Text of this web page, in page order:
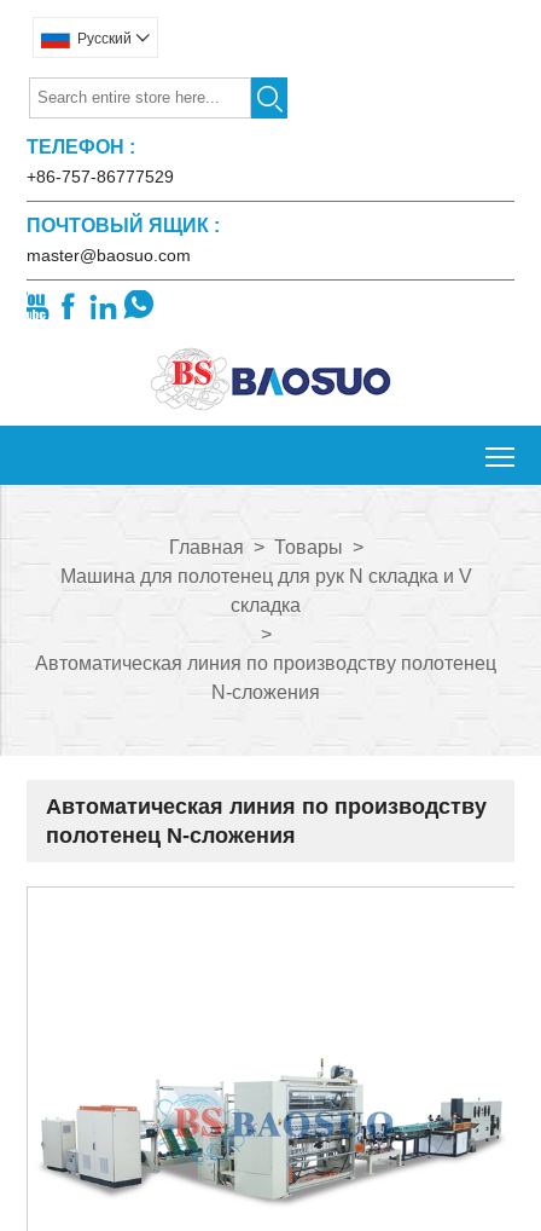
Pусский 

ТЕЛЕФОН :
+86-757-86777529
ПОЧТОВЫЙ ЯЩИК :
master@baosuo.com
   
Главная > Товары >
Машина для полотенец для рук N складка и V
складка
>
Автоматическая линия по производству полотенец
N-сложения
Автоматическая линия по производству
полотенец N-сложения